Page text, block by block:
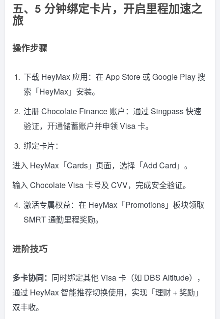
五、5 分钟绑定卡片，开启里程加速之
旅
操作步骤
下载 HeyMax 应用：在 App Store 或 Google Play 搜
索「HeyMax」安装。
注册 Chocolate Finance 账户：通过 Singpass 快速
验证，开通储蓄账户并申领 Visa 卡。
绑定卡片：
进入 HeyMax「Cards」页面，选择「Add Card」。
输入 Chocolate Visa 卡号及 CVV，完成安全验证。
激活专属权益：在 HeyMax「Promotions」板块领取
SMRT 通勤里程奖励。
进阶技巧
多卡协同： 同时绑定其他 Visa 卡（如 DBS Altitude），
通过 HeyMax 智能推荐切换使用，实现「理财 + 奖励」
双丰收。